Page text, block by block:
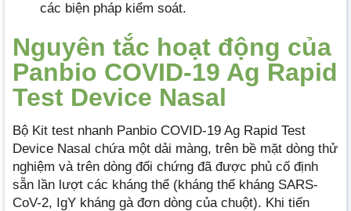
các biện pháp kiểm soát.
Nguyên tắc hoạt động của
Panbio COVID-19 Ag Rapid
Test Device Nasal
Bộ Kit test nhanh Panbio COVID-19 Ag Rapid Test
Device Nasal chứa một dải màng, trên bề mặt dòng thử
nghiệm và trên dòng đối chứng đã được phủ cố định
sẵn lần lượt các kháng thể (kháng thể kháng SARS-
CoV-2, IgY kháng gà đơn dòng của chuột). Khi tiến